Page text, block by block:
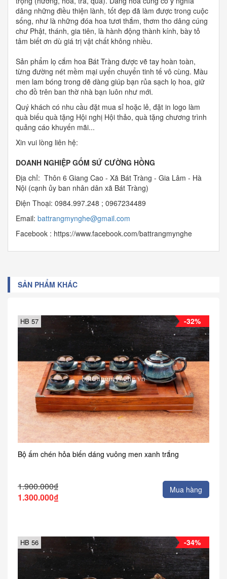
dâng những điều thiện lành, tốt đẹp đã làm được trong cuộc
sống, như là những đóa hoa tươi thắm, thơm tho dâng cúng
chư Phật, thánh, gia tiên, là hành động thành kính, bày tỏ
tâm biết ơn dù giá trị vật chất không nhiều.
Sản phẩm lọ cắm hoa Bát Tràng được vẽ tay hoàn toàn,
từng đường nét mềm mại uyển chuyển tinh tế vô cùng. Màu
men lam bóng trong dẽ dàng giúp bạn rủa sạch lọ hoa, giữ
cho đồ trên ban thờ nhà bạn luôn như mới.
Quý khách có nhu cầu đặt mua sỉ hoặc lẻ, đặt in logo làm
quà biếu quà tặng Hội nghị Hội thảo, quà tặng chương trình
quảng cáo khuyến mãi...
Xin vui lòng liên hệ:
DOANH NGHIỆP GỐM SỨ CƯỜNG HỒNG
Địa chỉ: Thôn 6 Giang Cao - Xã Bát Tràng - Gia Lâm - Hà
Nội (cạnh ủy ban nhân dân xã Bát Tràng)
Điện Thoại: 0984.997.248 ; 0967234489
Email: battrangmynghe@gmail.com
Facebook : https://www.facebook.com/battrangmynghe
SẢN PHẨM KHÁC
-32%
HB 57
Bộ ấm chén hỏa biến dáng vuông men xanh trắng
1.900.000₫
1.300.000₫
Mua hàng
-34%
HB 56